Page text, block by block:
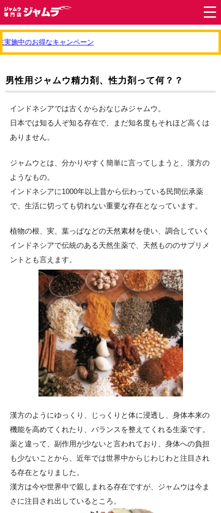
施中のお得なキャンペーン
男性用ジャムウ精力剤、性力剤って何？？
インドネシアでは古くからおなじみジャムウ。
日本では知る人ぞ知る存在で、まだ知名度もそれほど高くは
ありません。
ジャムウとは、分かりやすく簡単に言ってしまうと、漢方の
ようなもの。
インドネシアに1000年以上昔から伝わっている民間伝承薬
で、生活に切っても切れない重要な存在となっています。
植物の根、実、葉っぱなどの天然素材を使い、調合していく
インドネシアで伝統のある天然生薬で、天然もののサプリメ
ントとも言えます。
漢方のようにゆっくり、じっくりと体に浸透し、身体本来の
機能を高めてくれたり、バランスを整えてくれる生薬です。
薬と違って、副作用が少ないと言われており、身体への負担
も少ないことから、近年では世界中からじわじわと注目され
る存在となりました。
漢方は今や世界中で親しまれる存在ですが、ジャムウは今ま
さに注目され出しているところ。